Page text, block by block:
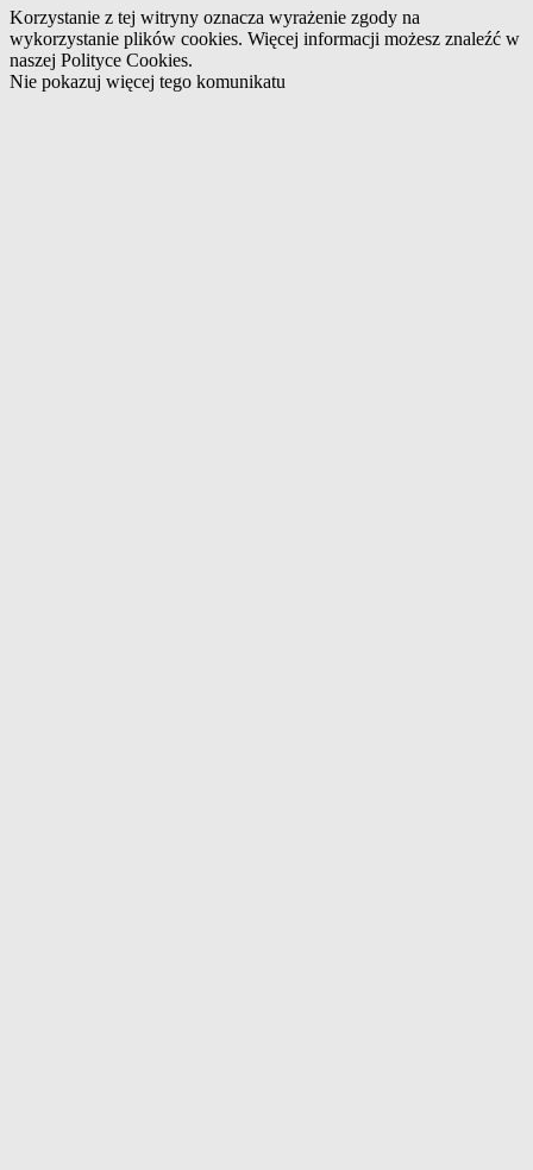
Korzystanie z tej witryny oznacza wyrażenie zgody na
wykorzystanie plików cookies. Więcej informacji możesz znaleźć w
naszej Polityce Cookies.
Nie pokazuj więcej tego komunikatu